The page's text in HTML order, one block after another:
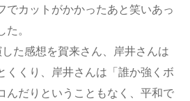
でカットがかかったあと笑いあっ
。
た感想を賀来さん、岸井さんは
くくり、岸井さんは「誰か強くボ
んだりということもなく、平和で